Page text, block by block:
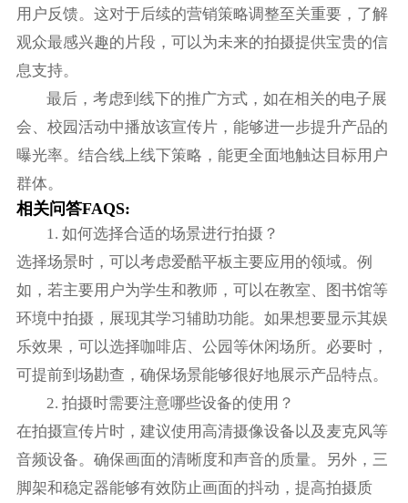
用户反馈。这对于后续的营销策略调整至关重要，了解
观众最感兴趣的片段，可以为未来的拍摄提供宝贵的信
息支持。
最后，考虑到线下的推广方式，如在相关的电子展
会、校园活动中播放该宣传片，能够进一步提升产品的
曝光率。结合线上线下策略，能更全面地触达目标用户
群体。
相关问答FAQS:
1. 如何选择合适的场景进行拍摄？
选择场景时，可以考虑爱酷平板主要应用的领域。例
如，若主要用户为学生和教师，可以在教室、图书馆等
环境中拍摄，展现其学习辅助功能。如果想要显示其娱
乐效果，可以选择咖啡店、公园等休闲场所。必要时，
可提前到场勘查，确保场景能够很好地展示产品特点。
2. 拍摄时需要注意哪些设备的使用？
在拍摄宣传片时，建议使用高清摄像设备以及麦克风等
音频设备。确保画面的清晰度和声音的质量。另外，三
脚架和稳定器能够有效防止画面的抖动，提高拍摄质